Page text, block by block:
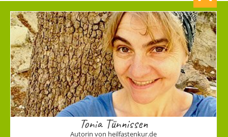
Tonia Tünnissen
Autorin von heilfastenkur.de